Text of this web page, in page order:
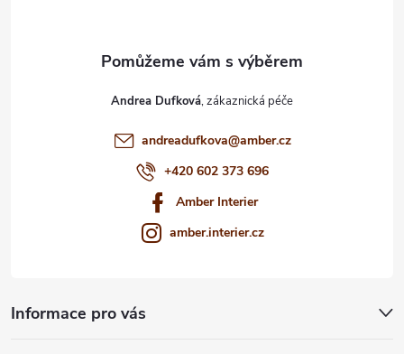
Informace pro vás
Andrea Dufková
andreadufkova@amber.cz
+420 602 373 696
Amber Interier
amber.interier.cz